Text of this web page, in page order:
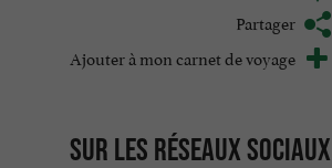
Partager
Ajouter à mon carnet de voyage
Sur les réseaux sociaux